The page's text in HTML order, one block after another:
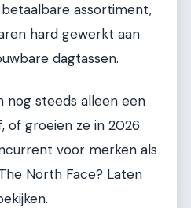
assortiment,
hard gewerkt aan
dagtassen.
nog steeds alleen een
of groeien ze in 2026
voor merken als
North Face? Laten